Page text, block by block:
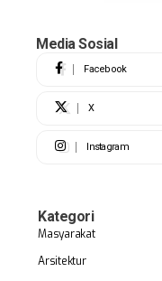
Media Sosial
Facebook
X
Instagram
Kategori
Masyarakat
Arsitektur